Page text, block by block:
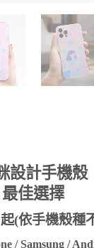
格：
。
設計手機殼
最佳選擇
(依手機殼種
/ Samsung /